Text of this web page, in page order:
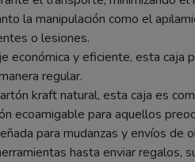
la manipulación como el
o lesiones.
económica y eficiente, esta
regular.
kraft natural, esta caja es
ecoamigable para aquellos
para mudanzas y envíos
hasta enviar regalos,